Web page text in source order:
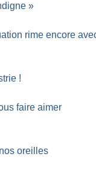
»
rime encore
!
faire aimer
oreilles